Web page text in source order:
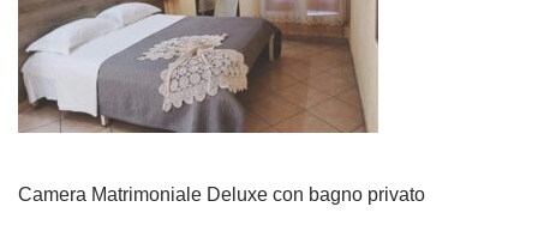
Camera Matrimoniale Deluxe con bagno privato